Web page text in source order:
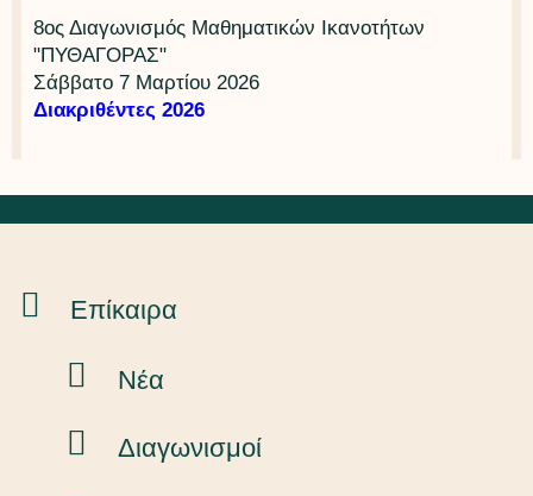
8ος Διαγωνισμός Μαθηματικών Ικανοτήτων
"ΠΥΘΑΓΟΡΑΣ"
Σάββατο 7 Μαρτίου 2026
Διακριθέντες 2026
Επίκαιρα
Νέα
Διαγωνισμοί